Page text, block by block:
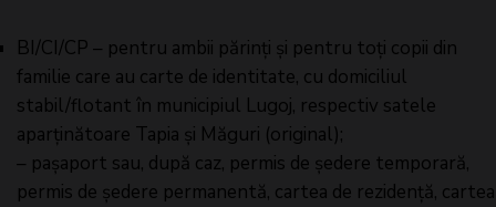
BI/CI/CP – pentru ambii părinţi şi pentru toţi copii din
familie care au carte de identitate, cu domiciliul
stabil/flotant în municipiul Lugoj, respectiv satele
aparținătoare Tapia și Măguri (original);
– pașaport sau, după caz, permis de ședere temporară,
permis de ședere permanentă, cartea de rezidență, cartea